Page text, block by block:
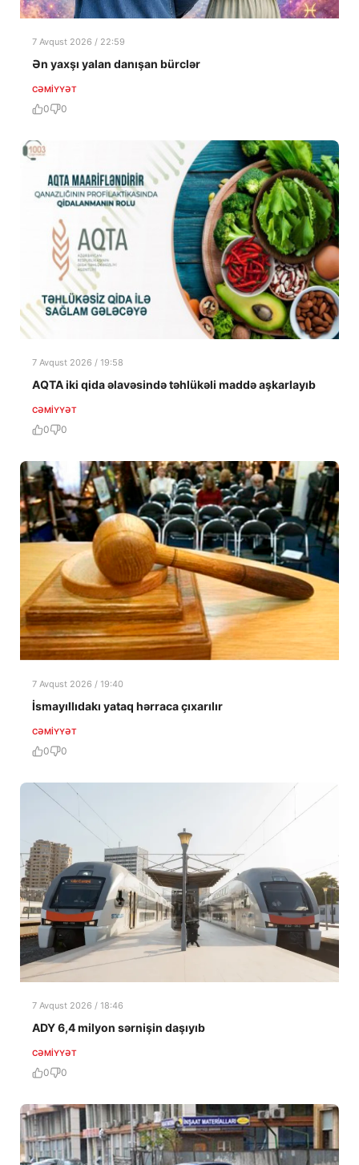
7 Avqust 2026 / 22:59
Ən yaxşı yalan danışan bürclər
CƏMIYYƏT
0 0
7 Avqust 2026 / 19:58
AQTA iki qida əlavəsində təhlükəli maddə aşkarlayıb
CƏMIYYƏT
0 0
7 Avqust 2026 / 19:40
İsmayıllıdakı yataq hərraca çıxarılır
CƏMIYYƏT
0 0
7 Avqust 2026 / 18:46
ADY 6,4 milyon sərnişin daşıyıb
CƏMIYYƏT
0 0